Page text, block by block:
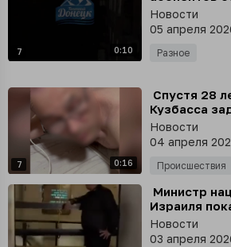
7 0:10
из-за атаки
премьер-
Андрей
Новости
05 апреля
Разное
7 0:16
Спустя 28
Кузбасса
убийство в
Новости
04 апреля
Происшествия
Министр
Израиля
казней
Новости
03 апреля